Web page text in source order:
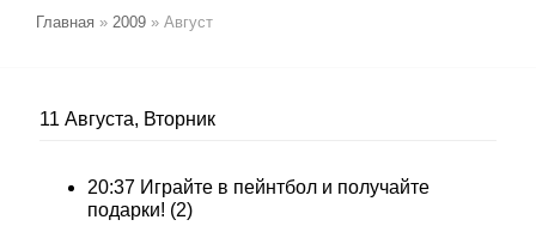
Главная » 2009 » Август
11 Августа, Вторник
20:37 Играйте в пейнтбол и получайте
подарки! (2)